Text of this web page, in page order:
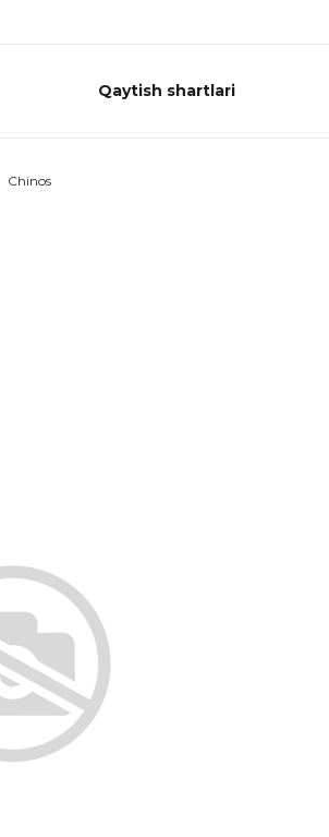
Qaytish shartlari
Chinos